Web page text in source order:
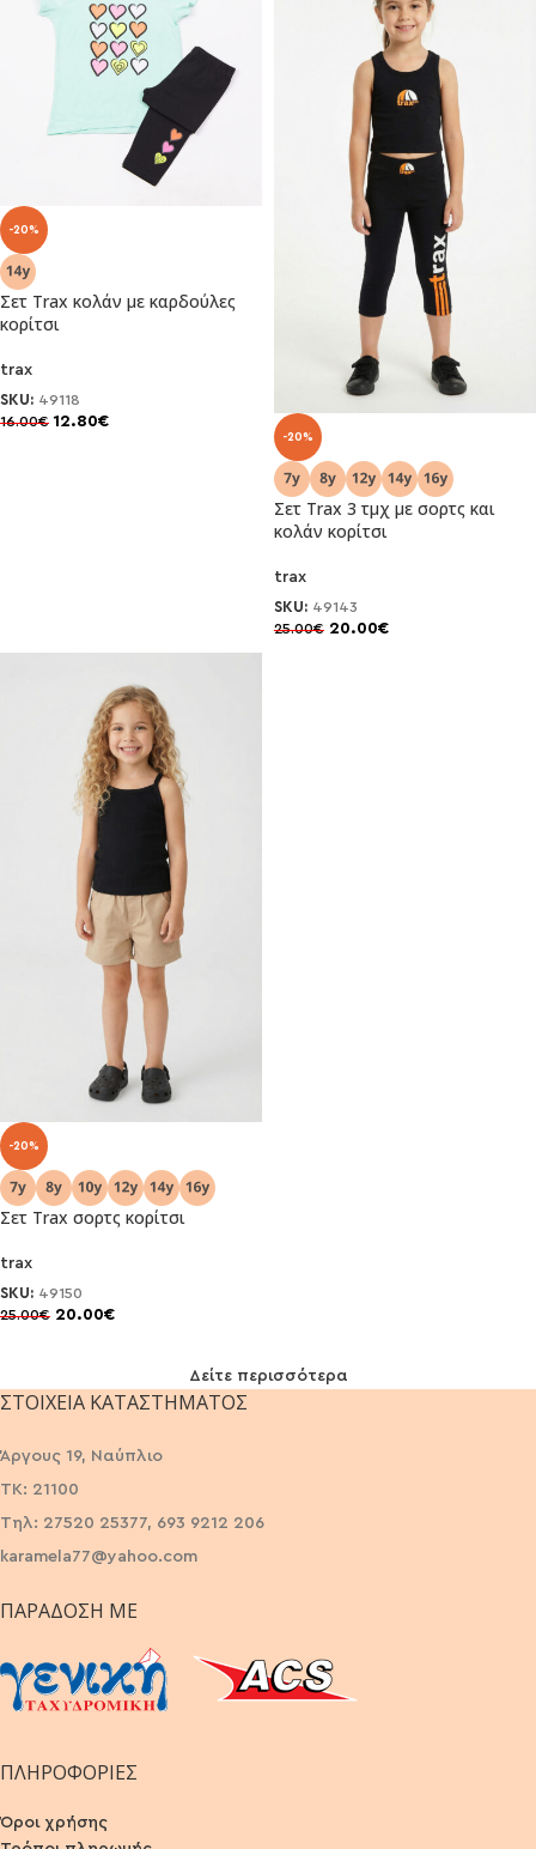
-20%
Σετ Trax κολάν με καρδούλες
κορίτσι
trax
SKU: 49118
16.00€ 12.80€
-20%
Σετ Trax 3 τμχ με σορτς και
κολάν κορίτσι
trax
SKU: 49143
25.00€ 20.00€
-20%
Σετ Trax σορτς κορίτσι
trax
SKU: 49150
25.00€ 20.00€
Δείτε περισσότερα
ΣΤΟΙΧΕΊΑ ΚΑΤΑΣΤΉΜΑΤΟΣ
Άργους 19, Ναύπλιο
ΤΚ: 21100
Τηλ: 27520 25377, 693 9212 206
karamela77@yahoo.com
ΠΑΡΆΔΟΣΗ ΜΕ
ΠΛΗΡΟΦΟΡΙΕΣ
Όροι χρήσης